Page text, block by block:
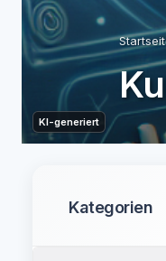
KI-generiert
Kategorien